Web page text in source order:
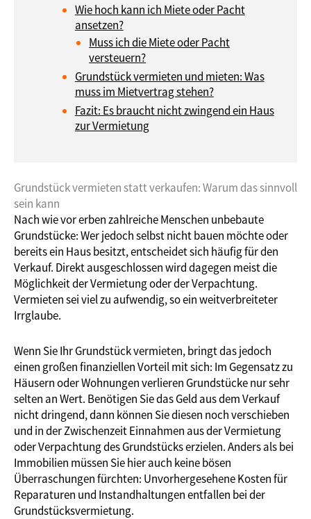
Wie hoch kann ich Miete oder Pacht
ansetzen?
Muss ich die Miete oder Pacht
versteuern?
Grundstück vermieten und mieten: Was
muss im Mietvertrag stehen?
Fazit: Es braucht nicht zwingend ein Haus
zur Vermietung
Grundstück vermieten statt verkaufen: Warum das sinnvoll
sein kann
Nach wie vor erben zahlreiche Menschen unbebaute
Grundstücke: Wer jedoch selbst nicht bauen möchte oder
bereits ein Haus besitzt, entscheidet sich häufig für den
Verkauf. Direkt ausgeschlossen wird dagegen meist die
Möglichkeit der Vermietung oder der Verpachtung.
Vermieten sei viel zu aufwendig, so ein weitverbreiteter
Irrglaube.
Wenn Sie Ihr Grundstück vermieten, bringt das jedoch
einen großen finanziellen Vorteil mit sich: Im Gegensatz zu
Häusern oder Wohnungen verlieren Grundstücke nur sehr
selten an Wert. Benötigen Sie das Geld aus dem Verkauf
nicht dringend, dann können Sie diesen noch verschieben
und in der Zwischenzeit Einnahmen aus der Vermietung
oder Verpachtung des Grundstücks erzielen. Anders als bei
Immobilien müssen Sie hier auch keine bösen
Überraschungen fürchten: Unvorhergesehene Kosten für
Reparaturen und Instandhaltungen entfallen bei der
Grundstücksvermietung.